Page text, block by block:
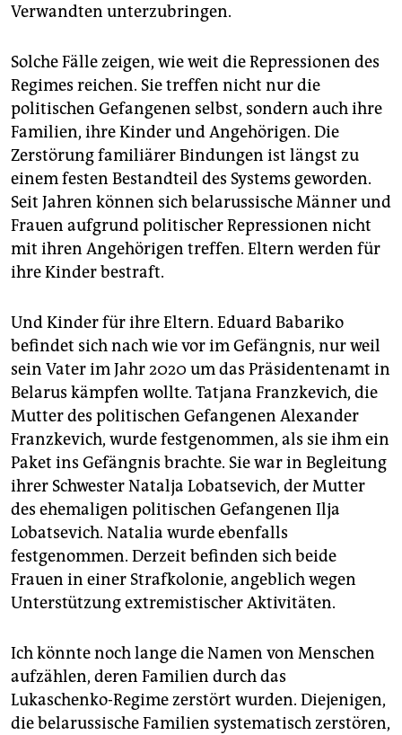
Verwandten unterzubringen.
Solche Fälle zeigen, wie weit die Repressionen des
Regimes reichen. Sie treffen nicht nur die
politischen Gefangenen selbst, sondern auch ihre
Familien, ihre Kinder und Angehörigen. Die
Zerstörung familiärer Bindungen ist längst zu
einem festen Bestandteil des Systems geworden.
Seit Jahren können sich belarussische Männer und
Frauen aufgrund politischer Repressionen nicht
mit ihren Angehörigen treffen. Eltern werden für
ihre Kinder bestraft.
Und Kinder für ihre Eltern. Eduard Babariko
befindet sich nach wie vor im Gefängnis, nur weil
sein Vater im Jahr 2020 um das Präsidentenamt in
Belarus kämpfen wollte. Tatjana Franzkevich, die
Mutter des politischen Gefangenen Alexander
Franzkevich, wurde festgenommen, als sie ihm ein
Paket ins Gefängnis brachte. Sie war in Begleitung
ihrer Schwester Natalja Lobatsevich, der Mutter
des ehemaligen politischen Gefangenen Ilja
Lobatsevich. Natalia wurde ebenfalls
festgenommen. Derzeit befinden sich beide
Frauen in einer Strafkolonie, angeblich wegen
Unterstützung extremistischer Aktivitäten.
Ich könnte noch lange die Namen von Menschen
aufzählen, deren Familien durch das
Lukaschenko-Regime zerstört wurden. Diejenigen,
die belarussische Familien systematisch zerstören,